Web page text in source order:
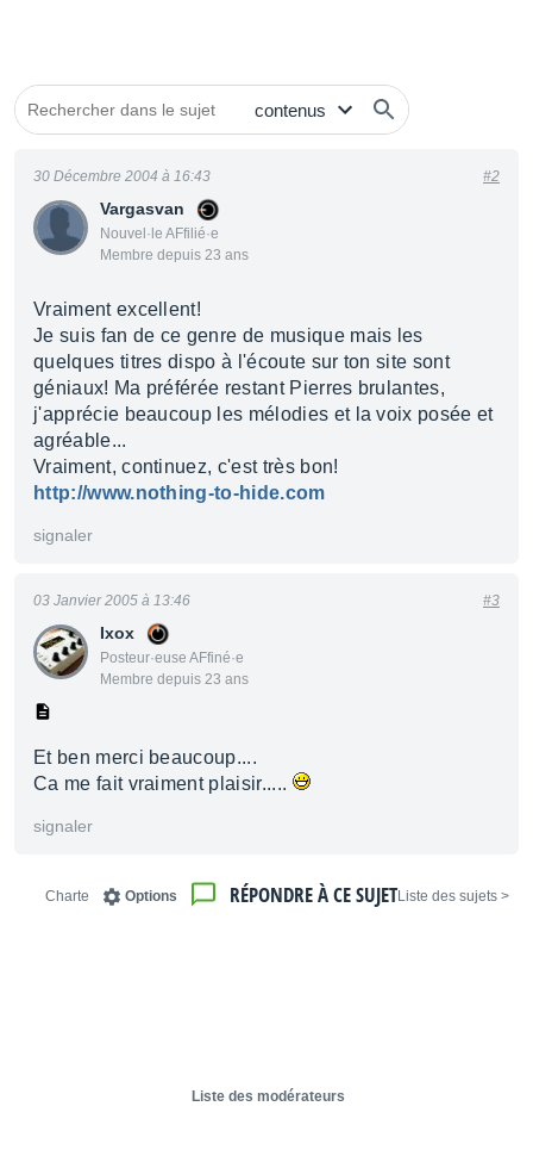
Vargasvan
Nouvel·le AFfilié·e
Membre depuis 23 ans
30 Décembre 2004 à 16:43 #2
Vraiment excellent!
Je suis fan de ce genre de musique mais les
quelques titres dispo à l'écoute sur ton site sont
géniaux! Ma préférée restant Pierres brulantes,
j'apprécie beaucoup les mélodies et la voix posée et
agréable...
Vraiment, continuez, c'est très bon!
http://www.nothing-to-hide.com
signaler
Ixox
Posteur·euse AFfiné·e
Membre depuis 23 ans
03 Janvier 2005 à 13:46 #3
Et ben merci beaucoup....
Ca me fait vraiment plaisir.....
signaler
< Liste des sujets
RÉPONDRE À CE SUJET
Options
Charte
Liste des modérateurs